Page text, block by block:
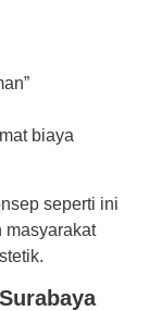
biaya
seperti ini
masyarakat